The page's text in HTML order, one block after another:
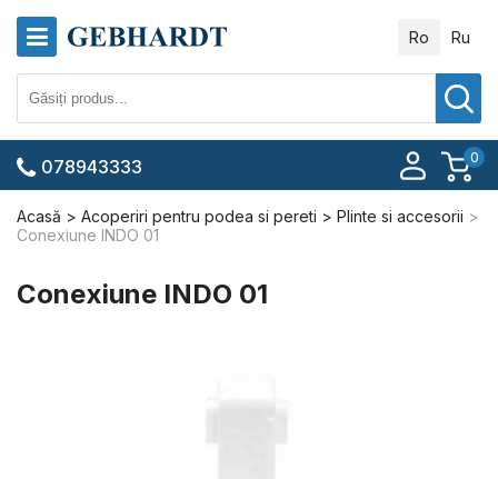
Ro Ru
0
078943333
Acasă Acoperiri pentru podea si pereti
Plinte si accesorii
Conexiune INDO 01
Conexiune INDO 01